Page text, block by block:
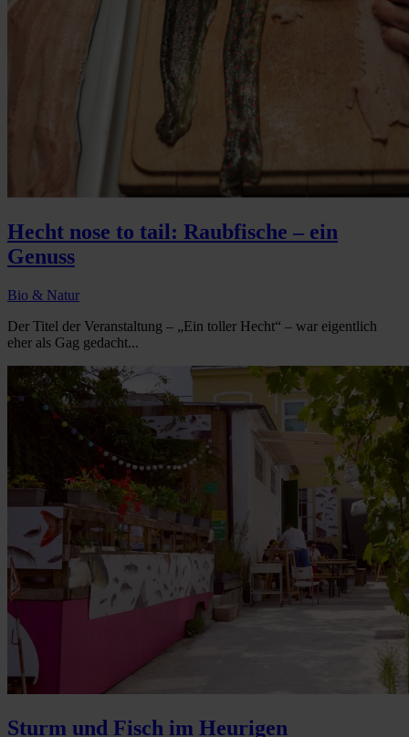
Hecht nose to tail: Raubfische – ein
Genuss
Bio & Natur
Der Titel der Veranstaltung – „Ein toller Hecht“ – war eigentlich
eher als Gag gedacht...
Sturm und Fisch im Heurigen